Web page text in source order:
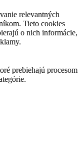
relevantných
Tieto cookies
o nich informácie,
prebiehajú procesom